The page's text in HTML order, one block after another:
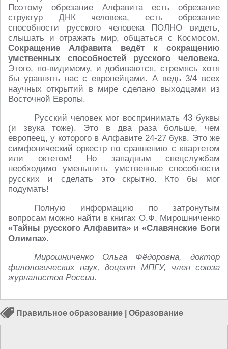
Поэтому обрезание Алфавита есть обрезание
структур ДНК человека, есть обрезание
способности русского человека ПОЛНО видеть,
слышать и отражать мир, общаться с Космосом.
Сокращение Алфавита ведёт к сокращению
умственных способностей русского человека.
Этого, по-видимому, и добиваются, стремясь хотя
бы уравнять нас с европейцами. А ведь 3/4 всех
научных открытий в мире сделано выходцами из
Восточной Европы.
Русский человек мог воспринимать 43 буквы
(и звука тоже). Это в два раза больше, чем
европеец, у которого в Алфавите 24-27 букв. Это же
симфонический оркестр по сравнению с квартетом
или октетом! Но западным спецслужбам
необходимо уменьшить умственные способности
русских и сделать это скрытно. Кто бы мог
подумать!
Полную информацию по затронутым
вопросам можно найти в книгах О.Ф. Мирошниченко
«Тайны русского Алфавита» и «Славянские Боги
Олимпа».
Мирошниченко Ольга Фёдоровна, доктор
филологических наук, доцент МПГУ, член союза
журналистов России.
Правильное образование Образование